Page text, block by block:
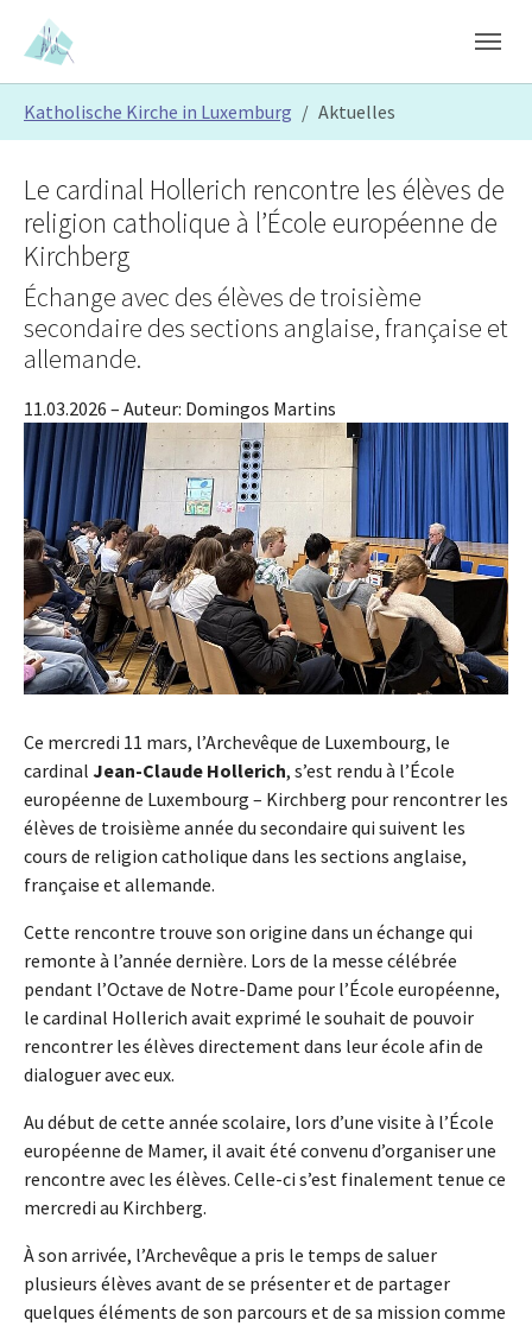
Skip to main content
Skip to page footer
Katholische Kirche in Luxemburg Aktuelles
Le cardinal Hollerich rencontre les élèves de
religion catholique à l’École européenne de
Kirchberg
Échange avec des élèves de troisième
secondaire des sections anglaise, française et
allemande.
11.03.2026 – Auteur: Domingos Martins
Ce mercredi 11 mars, l’Archevêque de Luxembourg, le
cardinal Jean-Claude Hollerich, s’est rendu à l’École
européenne de Luxembourg – Kirchberg pour rencontrer les
élèves de troisième année du secondaire qui suivent les
cours de religion catholique dans les sections anglaise,
française et allemande.
Cette rencontre trouve son origine dans un échange qui
remonte à l’année dernière. Lors de la messe célébrée
pendant l’Octave de Notre-Dame pour l’École européenne,
le cardinal Hollerich avait exprimé le souhait de pouvoir
rencontrer les élèves directement dans leur école afin de
dialoguer avec eux.
Au début de cette année scolaire, lors d’une visite à l’École
européenne de Mamer, il avait été convenu d’organiser une
rencontre avec les élèves. Celle-ci s’est finalement tenue ce
mercredi au Kirchberg.
À son arrivée, l’Archevêque a pris le temps de saluer
plusieurs élèves avant de se présenter et de partager
quelques éléments de son parcours et de sa mission comme